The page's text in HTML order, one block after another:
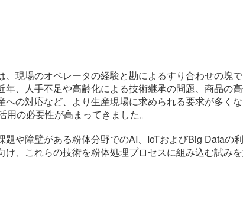
、現場のオペレータの経験と勘によるすり合わせの塊
年、人手不足や高齢化による技術継承の問題、商品の
への対応など、より生産現場に求められる要求が多く
の必要性が高まってきました。
題や障壁がある粉体分野でのAI、IoTおよびBig Dataの
、これらの技術を粉体処理プロセスに組み込む試みを